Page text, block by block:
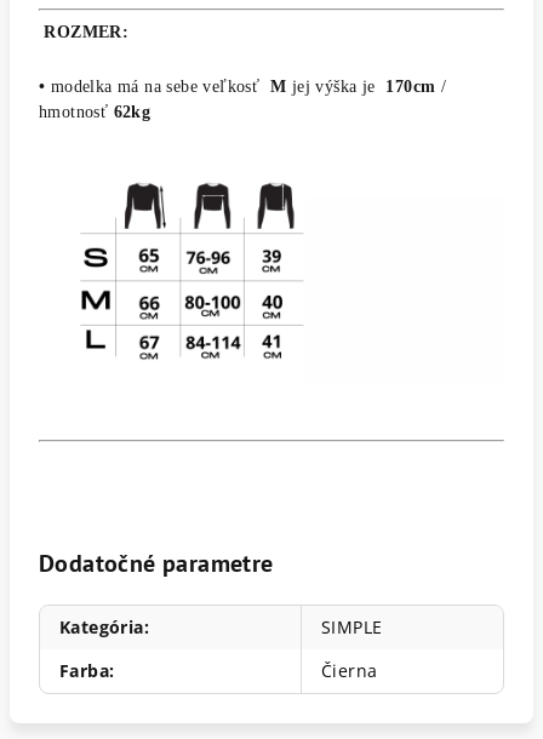
ROZMER:
• modelka má na sebe veľkosť M jej výška je 170cm /
hmotnosť 62kg
Dodatočné parametre
Kategória:
SIMPLE
Farba: Čierna